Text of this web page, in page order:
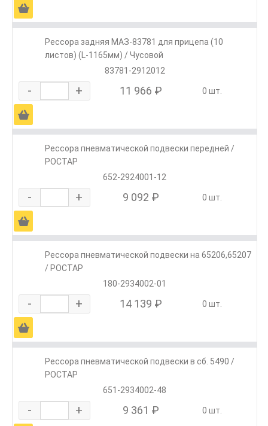
Ä
Рессора задняя МАЗ-83781 для прицепа (10
листов) (L-1165мм) / Чусовой
83781-2912012
- + 11 966 ₽ 0 шт.
Ä
Рессора пневматической подвески передней /
РОСТАР
652-2924001-12
- + 9 092 ₽ 0 шт.
Ä
Рессора пневматической подвески на 65206,65207
/ РОСТАР
180-2934002-01
- + 14 139 ₽ 0 шт.
Ä
Рессора пневматической подвески в сб. 5490 /
РОСТАР
651-2934002-48
- + 9 361 ₽ 0 шт.